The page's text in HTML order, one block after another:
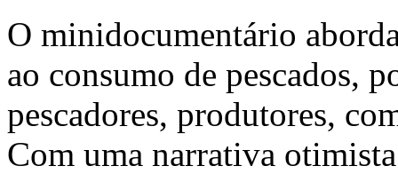
O minidocumentário
ao consumo de pescados,
pescadores, produtores,
Com uma narrativa